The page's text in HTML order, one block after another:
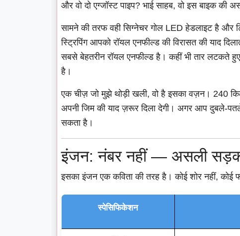
और वो दो एग्जॉस्ट पाइप? भाई साहब, वो इस बाइक की
सामने की तरफ वही सिग्नेचर गोल LED हेडलाइट है और
स्ट्रिपिंग आपको रॉयल एनफील्ड की विरासत की याद
सबसे बेहतरीन रॉयल एनफील्ड है। कहीं भी तार लटकते
है।
एक चीज़ जो मुझे थोड़ी खली, वो है इसका वज़न। 240
अपनी जिम की याद ज़रूर दिला देगी। अगर आप दुबले-
सकता है।
इंजन: नंबर नहीं — असली
इसका इंजन एक कविता की तरह है। कोई शोर नहीं,
स्पेसिफिकेशन